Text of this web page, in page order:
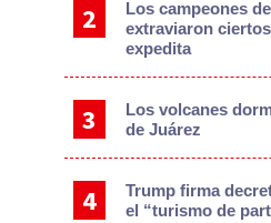
Los campeones
extraviaron
expedita
Los volcanes
de Juárez
Trump firma
el “turismo de